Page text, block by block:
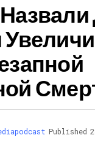
Published